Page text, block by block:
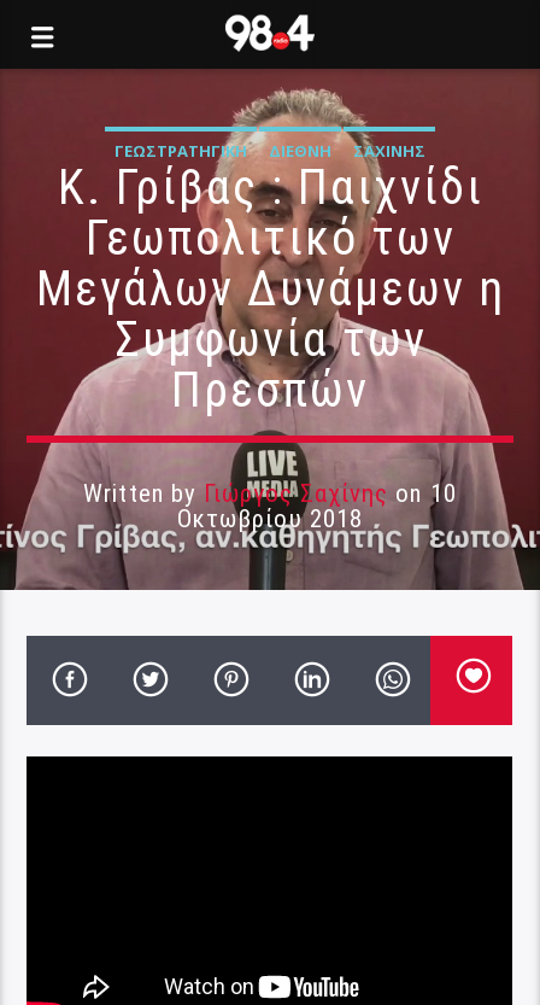
ΓΕΩΣΤΡΑΤΗΓΙΚΉ ΔΙΕΘΝΉ ΣΑΧΊΝΗΣ
Κ. Γρίβας : Παιχνίδι
Γεωπολιτικό των
Μεγάλων Δυνάμεων η
Συμφωνία των
Πρεσπών
Written by Γιώργος Σαχίνης on 10
Οκτωβρίου 2018